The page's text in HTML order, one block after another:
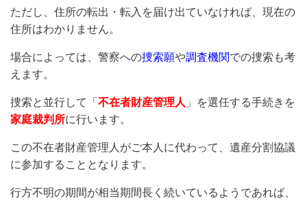
ただし、住所の転出・転入を届け出ていなければ、現在の
住所はわかりません。
場合によっては、警察への捜索願や調査機関での捜索も考
えます。
捜索と並行して「 不在者財産管理人 」を選任する手続きを
家庭裁判所に行います。
この不在者財産管理人がご本人に代わって、遺産分割協議
に参加することとなります。
行方不明の期間が相当期間長く続いているようであれば、